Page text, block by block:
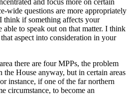
wide questions are more appropriately
think if something affects your
able to speak out on that matter. I think
aspect into consideration in your
there are four MPPs, the problem
House anyway, but in certain areas
instance, if one of the far northern
circumstance, to become an